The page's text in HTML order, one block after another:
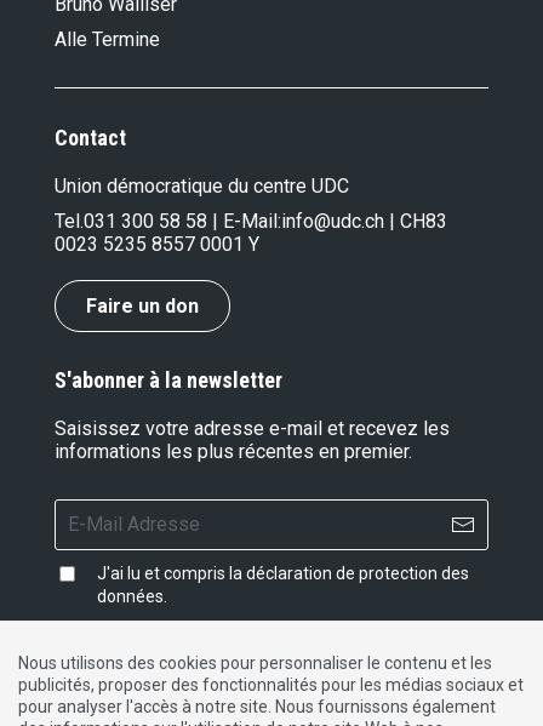
Alle Termine
Contact
Union démocratique du centre UDC
Tel.031 300 58 58 | E-Mail:info@udc.ch | CH83
0023 5235 8557 0001 Y
Faire un don
S'abonner à la newsletter
Saisissez votre adresse e-mail et recevez les
informations les plus récentes en premier.
J'ai lu et compris la déclaration de protection des
données
Impressum| Protection des données|Contact
Nous utilisons des cookies pour personnaliser le contenu et les
publicités, proposer des fonctionnalités pour les médias sociaux et
pour analyser l'accès à notre site. Nous fournissons également